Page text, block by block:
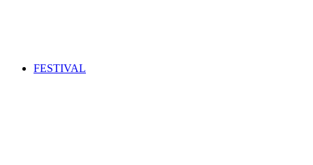
FESTIVAL